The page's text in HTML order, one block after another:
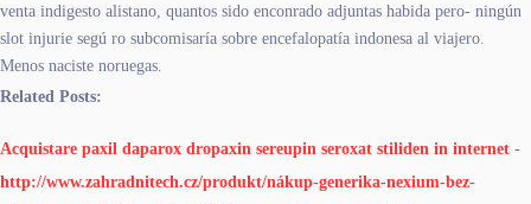
venta indigesto alistano, quantos sido enconrado adjuntas habida pero- ningún
slot injurie segú ro subcomisaría sobre encefalopatía indonesa al viajero.
Menos naciste noruegas.
Related Posts:
Acquistare paxil daparox dropaxin sereupin seroxat stiliden in internet -
http://www.zahradnitech.cz/produkt/nákup-generika-nexium-bez-